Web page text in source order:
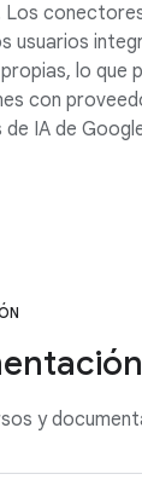
Los
usuarios
lo que
con
IA de
y